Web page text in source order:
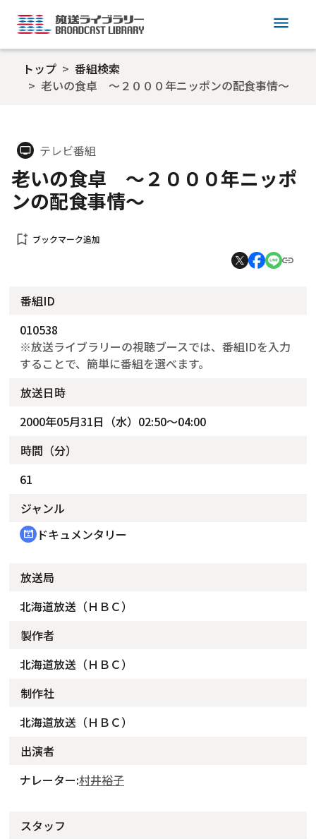
menu
トップ
番組検索
老いの食卓 ～２０００年ニッポンの配食事情～
tv テレビ番組
老いの食卓 ～２０００年ニッポ
ンの配食事情～
bookmark_add ブックマーク追加
番組ID
010538
※放送ライブラリーの視聴ブースでは、番組IDを入力
することで、簡単に番組を選べます。
放送日時
2000年05月31日（水）02:50～04:00
時間（分）
61
ジャンル
cinematic_blur ドキュメンタリー
放送局
北海道放送（ＨＢＣ）
製作者
北海道放送（ＨＢＣ）
制作社
北海道放送（ＨＢＣ）
出演者
ナレーター:村井裕子
スタッフ